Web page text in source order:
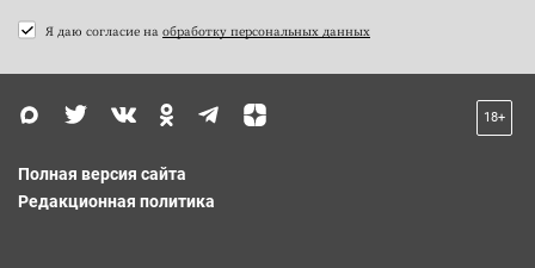
Я даю согласие на обработку персональных данных
18+
Полная версия сайта
Редакционная политика